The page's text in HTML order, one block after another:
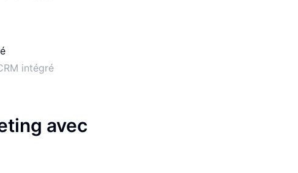
intégré
avec